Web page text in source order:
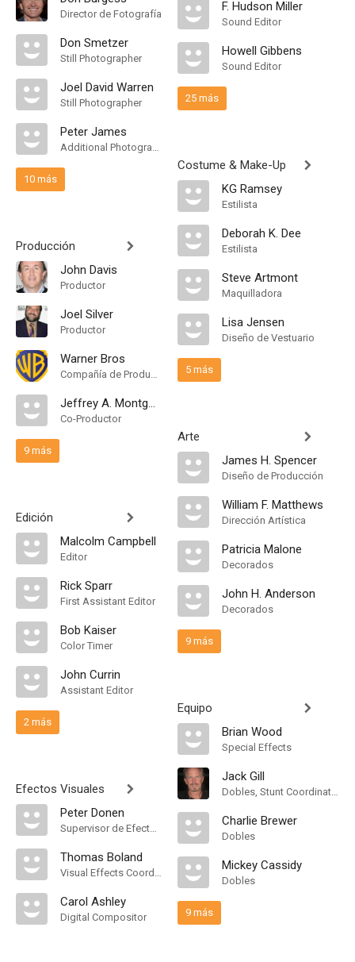
Director de Fotografía
Don Smetzer
Still Photographer
Joel David Warren
Still Photographer
Peter James
Additional Photography
10 más
Producción
John Davis
Productor
Joel Silver
Productor
Warner Bros
Compañía de Produccion
Jeffrey A. Montgomery
Co-Productor
9 más
Edición
Malcolm Campbell
Editor
Rick Sparr
First Assistant Editor
Bob Kaiser
Color Timer
John Currin
Assistant Editor
2 más
Efectos Visuales
Peter Donen
Supervisor de Efectos Visuales
Thomas Boland
Visual Effects Coordinator
Carol Ashley
Digital Compositor
F. Hudson Miller
Sound Editor
Howell Gibbens
Sound Editor
25 más
Costume & Make-Up
KG Ramsey
Estilista
Deborah K. Dee
Estilista
Steve Artmont
Maquilladora
Lisa Jensen
Diseño de Vestuario
5 más
Arte
James H. Spencer
Diseño de Producción
William F. Matthews
Dirección Artística
Patricia Malone
Decorados
John H. Anderson
Decorados
9 más
Equipo
Brian Wood
Special Effects
Jack Gill
Dobles, Stunt Coordinator
Charlie Brewer
Dobles
Mickey Cassidy
Dobles
9 más